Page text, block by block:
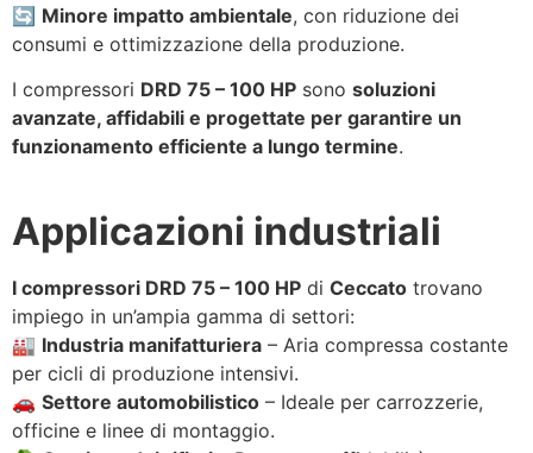
🔄 Minore impatto ambientale, con riduzione dei
consumi e ottimizzazione della produzione.
I compressori DRD 75 – 100 HP sono soluzioni
avanzate, affidabili e progettate per garantire un
funzionamento efficiente a lungo termine.
Applicazioni industriali
I compressori DRD 75 – 100 HP di Ceccato trovano
impiego in un’ampia gamma di settori:
🏭 Industria manifatturiera – Aria compressa costante
per cicli di produzione intensivi.
🚗 Settore automobilistico – Ideale per carrozzerie,
officine e linee di montaggio.